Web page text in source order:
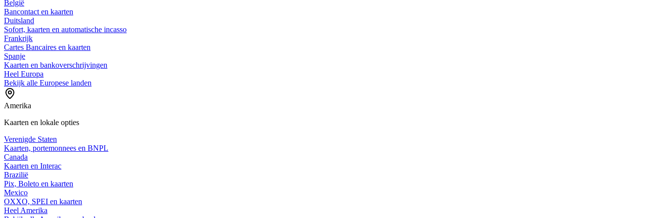
België
Bancontact en kaarten
Duitsland
Sofort, kaarten en automatische incasso
Frankrijk
Cartes Bancaires en kaarten
Spanje
Kaarten en bankoverschrijvingen
Heel Europa
Bekijk alle Europese landen
Amerika
Kaarten en lokale opties
Verenigde Staten
Kaarten, portemonnees en BNPL
Canada
Kaarten en Interac
Brazilië
Pix, Boleto en kaarten
Mexico
OXXO, SPEI en kaarten
Heel Amerika